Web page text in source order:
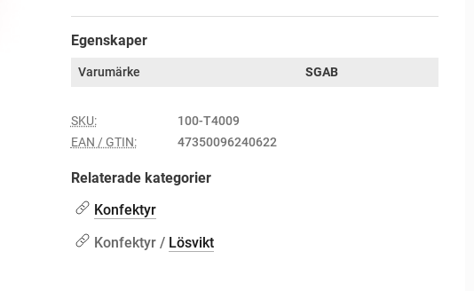
Egenskaper
Varumärke SGAB
SKU:
100-T4009
EAN / GTIN:
47350096240622
Relaterade kategorier
Konfektyr
Konfektyr / Lösvikt